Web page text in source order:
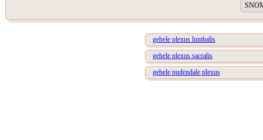
gehele plexus lumbalis
gehele plexus sacralis
gehele pudendale plexus